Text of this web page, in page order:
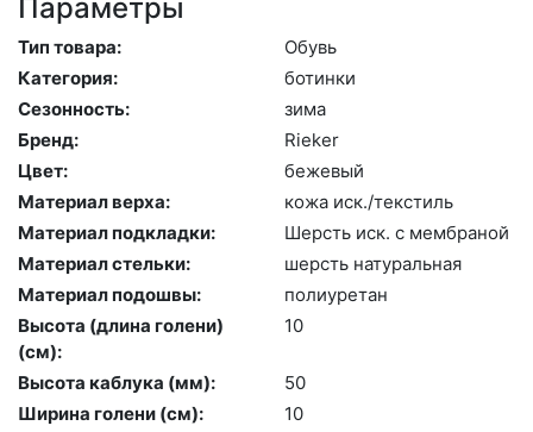
Параметры
Тип товара:
Обувь
Категория:
бо­тин­ки
Сезонность:
зи­ма
Бренд:
Ri­eker
Цвет:
бе­жевый
Материал верха:
ко­жа иск./текс­тиль
Материал подкладки:
Шерсть иск. с мемб­ра­ной
Материал стельки:
шерсть на­тураль­ная
Материал подошвы:
по­ли­уре­тан
Высота (длина голени)
(cм):
10
Высота каблука (мм):
50
Ширина голени (см):
10